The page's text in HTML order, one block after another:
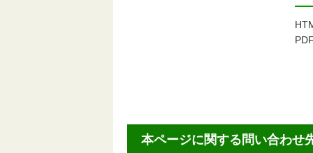
本ページに関する問い合わせ